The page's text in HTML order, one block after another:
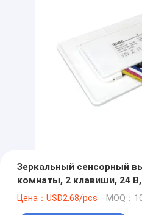
Зеркальный сенсорный
комнаты, 2 клавиши, 24
регулировка цветовой
Цена：USD2.68/pcs MOQ：